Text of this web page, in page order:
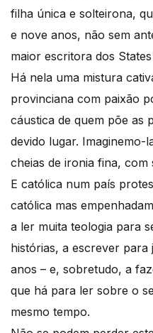
filha única e solteirona,
e nove anos, não sem
maior escritora dos
Há nela uma mistura
provinciana com paixão
cáustica de quem põe as
devido lugar. Imaginemo-
cheias de ironia fina, com
E católica num país
católica mas
a ler muita teologia para
histórias, a escrever
anos – e, sobretudo, a
que há para ler sobre o
mesmo tempo.